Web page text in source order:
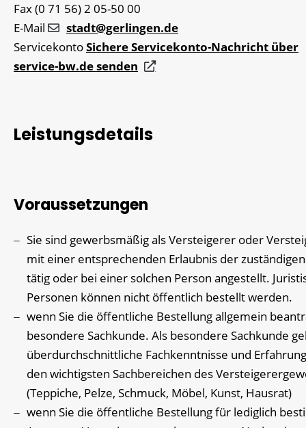
Fax(0 71 56) 2 05-50 00
E-Mail
stadt@gerlingen.de
ServicekontoSichere Servicekonto-Nachricht über
service-bw.de senden
Leistungsdetails
Voraussetzungen
Sie sind gewerbsmäßig als Versteigerer oder
mit einer entsprechenden Erlaubnis der
tätig oder bei einer solchen Person angestellt.
Personen können nicht öffentlich bestellt werden.
wenn Sie die öffentliche Bestellung allgemein
besondere Sachkunde. Als besondere Sachkunde
überdurchschnittliche Fachkenntnisse und
den wichtigsten Sachbereichen des
(Teppiche, Pelze, Schmuck, Möbel, Kunst, Hausrat)
wenn Sie die öffentliche Bestellung für lediglich